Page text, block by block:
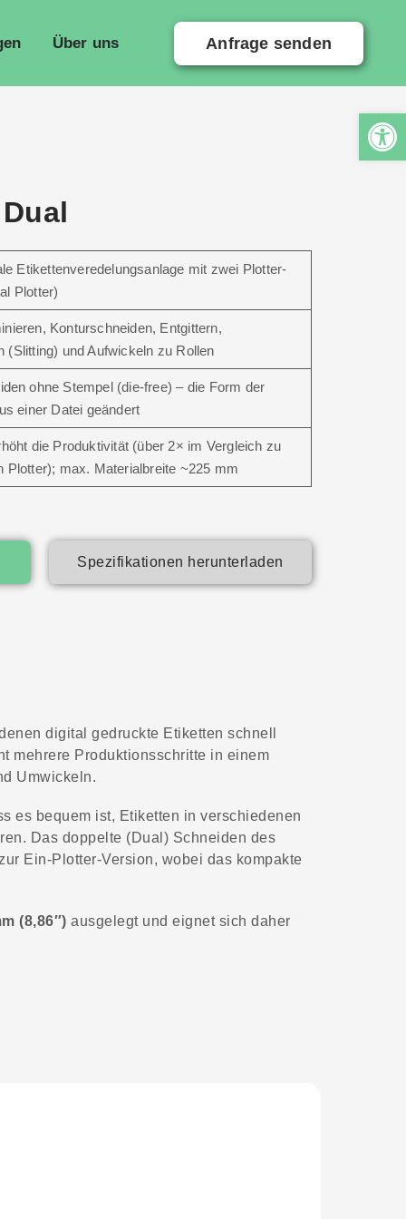
Über uns Anfrage senden
Etikettenveredelungsanlage mit zwei Plotter-
Plotter)
Konturschneiden, Entgittern,
(Slitting) und Aufwickeln zu Rollen
ohne Stempel (die-free) – die Form der
einer Datei geändert
die Produktivität (über 2× im Vergleich zu
Plotter); max. Materialbreite ~225 mm
Spezifikationen herunterladen
digital gedruckte Etiketten schnell
mehrere Produktionsschritte in einem
Umwickeln.
es bequem ist, Etiketten in verschiedenen
Das doppelte (Dual) Schneiden des
Ein-Plotter-Version, wobei das kompakte
(8,86″) ausgelegt und eignet sich daher